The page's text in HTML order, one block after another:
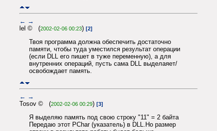
← →
lel © (2002-02-06 00:23) [2]
Твоя программа должна обеспечить достаточно
памяти, чтобы туда уместился результат операции
(если DLL его пишет в туже переменную), а для
внутренних операций, пусть сама DLL выделаяет/
освобождает память.
← →
Tosov © (2002-02-06 00:29) [3]
Я выделяю память под свою строку "11" = 2 байта
Передаю этот PChar (указатель) в DLL.Но размер